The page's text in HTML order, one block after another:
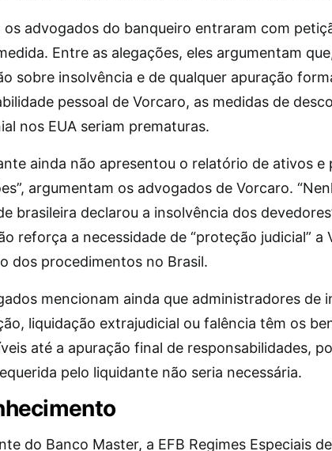
os advogados do banqueiro entraram com
Entre as alegações, eles argumentam
sobre insolvência e de qualquer apuração
pessoal de Vorcaro, as medidas de
nos EUA seriam prematuras.
ainda não apresentou o relatório de ativos e
argumentam os advogados de Vorcaro.
brasileira declarou a insolvência dos
reforça a necessidade de “proteção judicial” a
dos procedimentos no Brasil.
mencionam ainda que administradores de
liquidação extrajudicial ou falência têm os
até a apuração final de responsabilidades,
pelo liquidante não seria necessária.
do Banco Master, a EFB Regimes Especiais